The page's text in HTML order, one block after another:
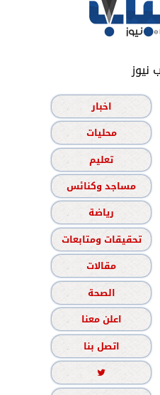
نيوز
اخبار
محليات
تعليم
مساجد وكنائس
رياضة
تحقيقات ومتابعات
مقالات
الصحة
اعلن معنا
اتصل بنا
